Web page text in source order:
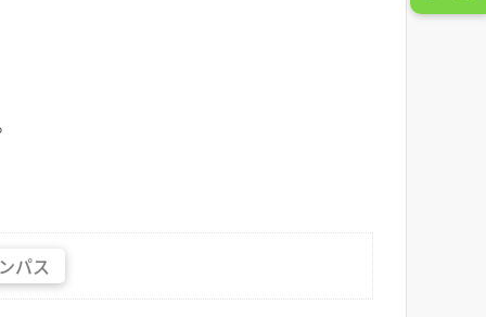
パス